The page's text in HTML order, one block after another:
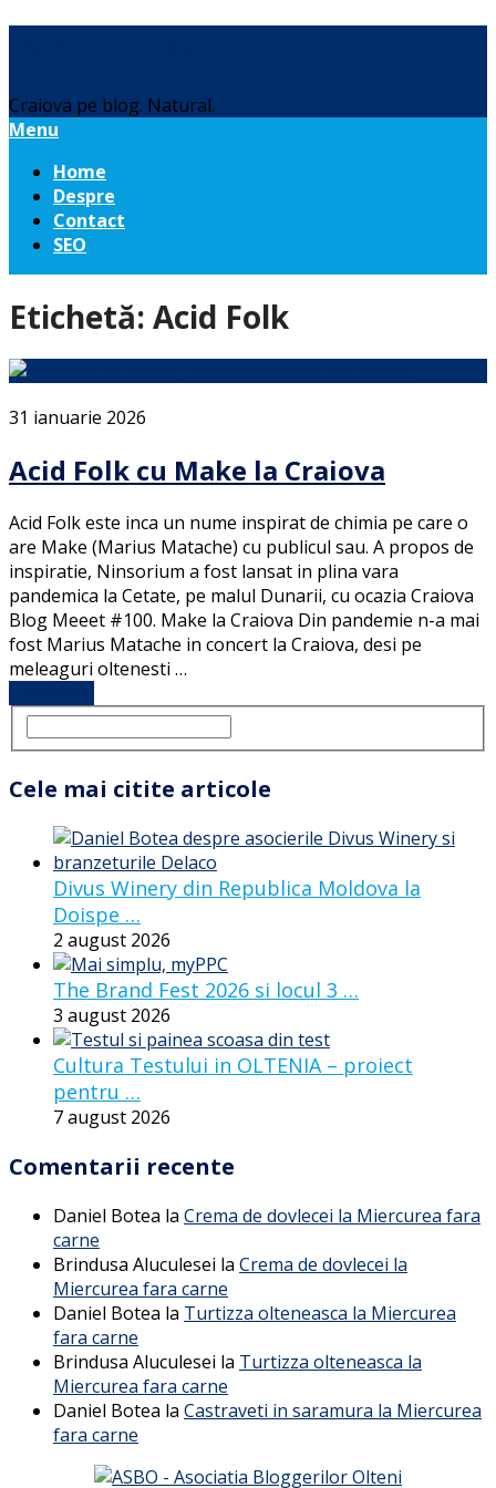
Craiova pe blog. Natural.
Menu
Home
Despre
Contact
SEO
Etichetă: Acid Folk
31 ianuarie 2026
Acid Folk cu Make la Craiova
Acid Folk este inca un nume inspirat de chimia pe care o
are Make (Marius Matache) cu publicul sau. A propos de
inspiratie, Ninsorium a fost lansat in plina vara
pandemica la Cetate, pe malul Dunarii, cu ocazia Craiova
Blog Meeet #100. Make la Craiova Din pandemie n-a mai
fost Marius Matache in concert la Craiova, desi pe
meleaguri oltenesti …
Cele mai citite articole
Divus Winery din Republica Moldova la
Doispe …
2 august 2026
The Brand Fest 2026 si locul 3 …
3 august 2026
Cultura Testului in OLTENIA – proiect
pentru …
7 august 2026
Comentarii recente
Daniel Botea la Crema de dovlecei la Miercurea fara
carne
Brindusa Aluculesei la Crema de dovlecei la
Miercurea fara carne
Daniel Botea la Turtizza olteneasca la Miercurea
fara carne
Brindusa Aluculesei la Turtizza olteneasca la
Miercurea fara carne
Daniel Botea la Castraveti in saramura la Miercurea
fara carne